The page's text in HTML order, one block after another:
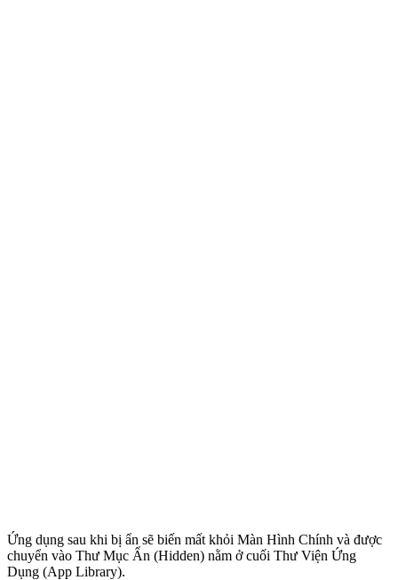
Ứng dụng sau khi bị ẩn sẽ biến mất khỏi Màn Hình Chính và được
chuyển vào Thư Mục Ẩn (Hidden) nằm ở cuối Thư Viện Ứng
Dụng (App Library).